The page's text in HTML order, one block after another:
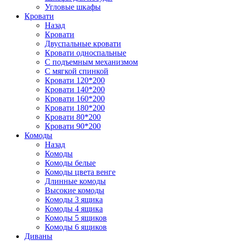
Угловые шкафы
Кровати
Назад
Кровати
Двуспальные кровати
Кровати односпальные
С подъемным механизмом
С мягкой спинкой
Кровати 120*200
Кровати 140*200
Кровати 160*200
Кровати 180*200
Кровати 80*200
Кровати 90*200
Комоды
Назад
Комоды
Комоды белые
Комоды цвета венге
Длинные комоды
Высокие комоды
Комоды 3 ящика
Комоды 4 ящика
Комоды 5 ящиков
Комоды 6 ящиков
Диваны